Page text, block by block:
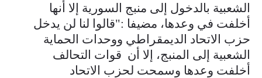
الشعبية بالدخول إلى منبج السورية إلا أنها
أخلفت في وعدها، مضيفا :"قالوا لنا لن يدخل
حزب الاتحاد الديمقراطي ووحدات الحماية
الشعبية إلى المنبج، إلا أن قوات التحالف
أخلفت وعدها وسمحت لحزب الاتحاد